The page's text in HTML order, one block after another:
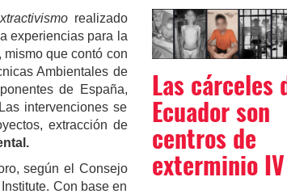
realizado
experiencias para la
que contó con
Ambientales de
de España,
intervenciones se
extracción de
según el Consejo
Con base en
Las cárceles
Ecuador son
centros de
exterminio IV